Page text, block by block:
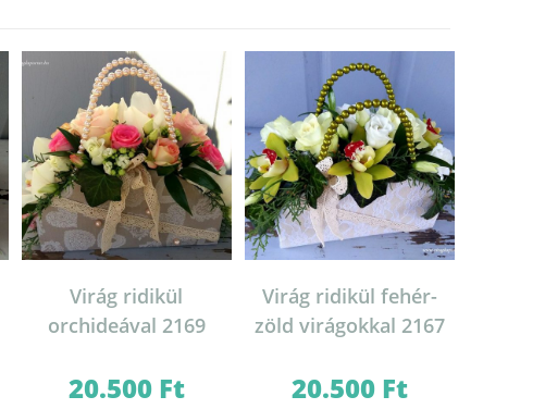
Virág ridikül
orchideával 2169
20.500 Ft
Virág ridikül fehér-
zöld virágokkal 2167
20.500 Ft